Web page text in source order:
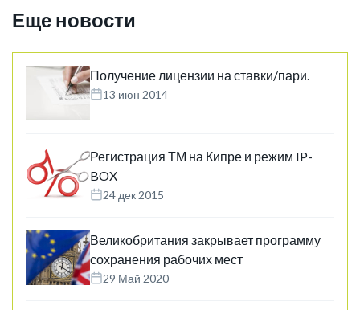
Еще новости
Получение лицензии на ставки/пари.
13 июн 2014
Регистрация ТМ на Кипре и режим IP-
BOX
24 дек 2015
Великобритания закрывает программу
сохранения рабочих мест
29 Май 2020